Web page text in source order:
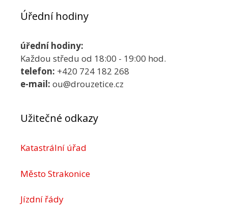
Úřední hodiny
úřední hodiny:
Každou středu od 18:00 - 19:00 hod.
telefon: +420 724 182 268
e-mail: ou@drouzetice.cz
Užitečné odkazy
Katastrální úřad
Město Strakonice
Jízdní řády